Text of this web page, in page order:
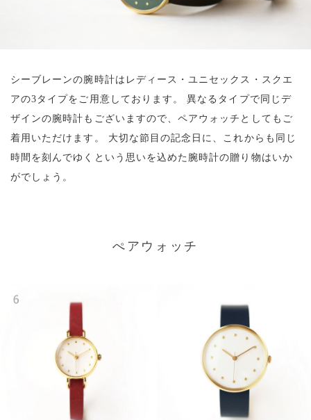
シーブレーンの腕時計はレディース・ユニセックス・スクエ
アの3タイプをご用意しております。
異なるタイプで同じデ
ザインの腕時計もございますので、ペアウォッチとしてもご
着用いただけます。
大切な節目の記念日に、これからも同じ
時間を刻んでゆくという思いを込めた腕時計の贈り物はいか
がでしょう。
ぺアウォッチ